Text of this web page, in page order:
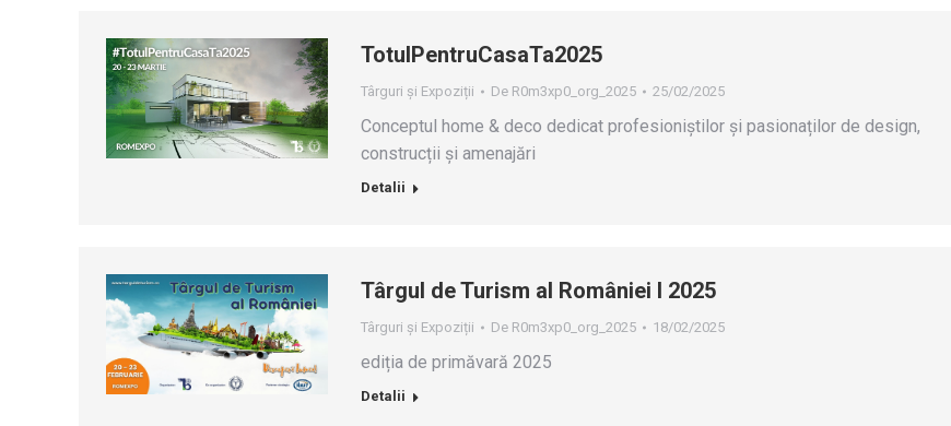
TotulPentruCasaTa2025
Târguri și Expoziții De R0m3xp0_org_2025 25/02/2025
Conceptul home & deco dedicat profesioniștilor și pasionaților de design,
construcții și amenajări
Detalii
Târgul de Turism al României I 2025
Târguri și Expoziții De R0m3xp0_org_2025 18/02/2025
ediția de primăvară 2025
Detalii